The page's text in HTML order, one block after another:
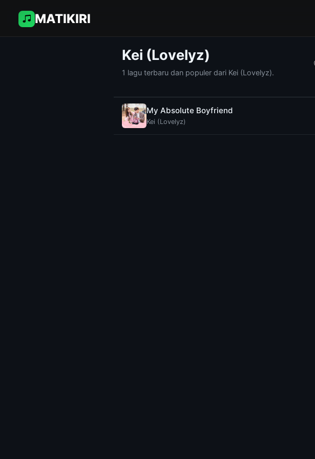
MATIKIRI
Kei (Lovelyz)
1 lagu terbaru dan populer dari Kei (Lovelyz).
My Absolute Boyfriend
Kei (Lovelyz)